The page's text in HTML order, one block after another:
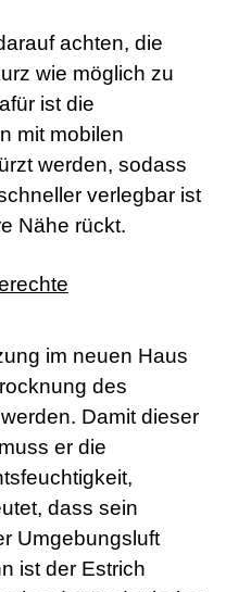
achten, die
wie möglich zu
ist die
mit mobilen
werden, sodass
verlegbar ist
Nähe rückt.
im neuen Haus
des
Damit dieser
er die
dass sein
Umgebungsluft
ist der Estrich